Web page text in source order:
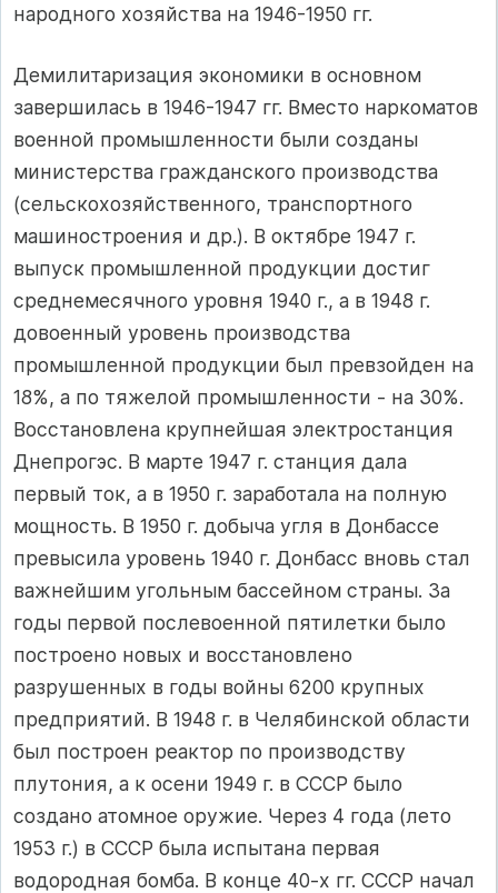
народного хозяйства на 1946-1950 гг.
Демилитаризация экономики в основном
завершилась в 1946-1947 гг. Вместо наркоматов
военной промышленности были созданы
министерства гражданского производства
(сельскохозяйственного, транспортного
машиностроения и др.). В октябре 1947 г.
выпуск промышленной продукции достиг
среднемесячного уровня 1940 г., а в 1948 г.
довоенный уровень производства
промышленной продукции был превзойден на
18%, а по тяжелой промышленности - на 30%.
Восстановлена крупнейшая электростанция
Днепрогэс. В марте 1947 г. станция дала
первый ток, а в 1950 г. заработала на полную
мощность. В 1950 г. добыча угля в Донбассе
превысила уровень 1940 г. Донбасс вновь стал
важнейшим угольным бассейном страны. За
годы первой послевоенной пятилетки было
построено новых и восстановлено
разрушенных в годы войны 6200 крупных
предприятий. В 1948 г. в Челябинской области
был построен реактор по производству
плутония, а к осени 1949 г. в СССР было
создано атомное оружие. Через 4 года (лето
1953 г.) в СССР была испытана первая
водородная бомба. В конце 40-х гг. СССР начал